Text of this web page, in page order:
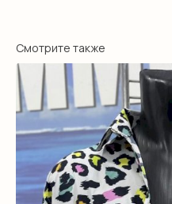
Смотрите также